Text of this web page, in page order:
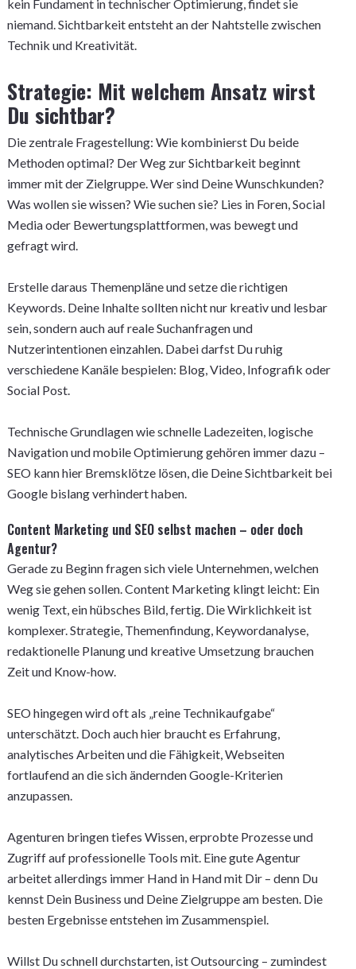
kein Fundament in technischer Optimierung, findet sie
niemand. Sichtbarkeit entsteht an der Nahtstelle zwischen
Technik und Kreativität.
Strategie: Mit welchem Ansatz wirst
Du sichtbar?
Die zentrale Fragestellung: Wie kombinierst Du beide
Methoden optimal? Der Weg zur Sichtbarkeit beginnt
immer mit der Zielgruppe. Wer sind Deine Wunschkunden?
Was wollen sie wissen? Wie suchen sie? Lies in Foren, Social
Media oder Bewertungsplattformen, was bewegt und
gefragt wird.
Erstelle daraus Themenpläne und setze die richtigen
Keywords. Deine Inhalte sollten nicht nur kreativ und lesbar
sein, sondern auch auf reale Suchanfragen und
Nutzerintentionen einzahlen. Dabei darfst Du ruhig
verschiedene Kanäle bespielen: Blog, Video, Infografik oder
Social Post.
Technische Grundlagen wie schnelle Ladezeiten, logische
Navigation und mobile Optimierung gehören immer dazu –
SEO kann hier Bremsklötze lösen, die Deine Sichtbarkeit bei
Google bislang verhindert haben.
Content Marketing und SEO selbst machen – oder doch
Agentur?
Gerade zu Beginn fragen sich viele Unternehmen, welchen
Weg sie gehen sollen. Content Marketing klingt leicht: Ein
wenig Text, ein hübsches Bild, fertig. Die Wirklichkeit ist
komplexer. Strategie, Themenfindung, Keywordanalyse,
redaktionelle Planung und kreative Umsetzung brauchen
Zeit und Know-how.
SEO hingegen wird oft als „reine Technikaufgabe“
unterschätzt. Doch auch hier braucht es Erfahrung,
analytisches Arbeiten und die Fähigkeit, Webseiten
fortlaufend an die sich ändernden Google-Kriterien
anzupassen.
Agenturen bringen tiefes Wissen, erprobte Prozesse und
Zugriff auf professionelle Tools mit. Eine gute Agentur
arbeitet allerdings immer Hand in Hand mit Dir – denn Du
kennst Dein Business und Deine Zielgruppe am besten. Die
besten Ergebnisse entstehen im Zusammenspiel.
Willst Du schnell durchstarten, ist Outsourcing – zumindest